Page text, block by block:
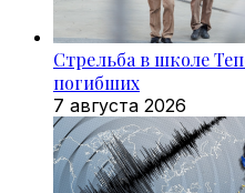
Стрельба в школе
погибших
7 августа 2026